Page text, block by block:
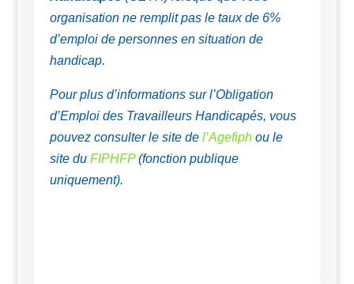
organisation ne remplit pas le taux de 6%
d’emploi de personnes en situation de
handicap.
Pour plus d’informations sur l’Obligation
d’Emploi des Travailleurs Handicapés, vous
pouvez consulter le site de l’Agefiphou le
site du FIPHFP(fonction publique
uniquement).